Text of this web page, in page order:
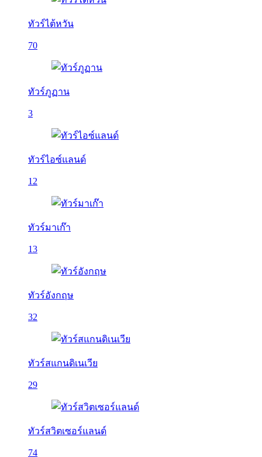
ทัวร์ไต้หวัน
70
ทัวร์ภูฏาน
3
ทัวร์ไอซ์แลนด์
12
ทัวร์มาเก๊า
13
ทัวร์อังกฤษ
32
ทัวร์สแกนดิเนเวีย
29
ทัวร์สวิตเซอร์แลนด์
74